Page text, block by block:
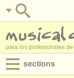
para los profesionales
sections